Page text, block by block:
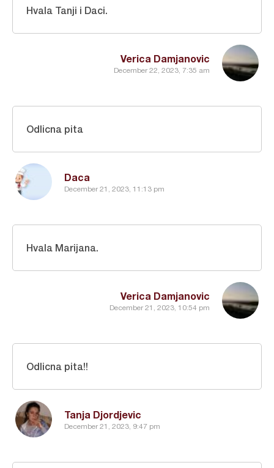
Verica Damjanovic
December 22, 2023, 7:35 am
Hvala Tanji i Daci.
Daca
December 21, 2023, 11:13 pm
Odlicna pita
Verica Damjanovic
December 21, 2023, 10:54 pm
Hvala Marijana.
Tanja Djordjevic
December 21, 2023, 9:47 pm
Odlicna pita!!